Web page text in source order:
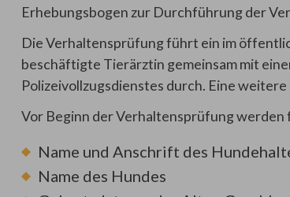
Erhebungsbogen zur Durchführung der
Die Verhaltensprüfung führt ein im
beschäftigte Tierärztin gemeinsam mit
Polizeivollzugsdienstes durch. Eine
Vor Beginn der Verhaltensprüfung
Name und Anschrift des
Name des Hundes